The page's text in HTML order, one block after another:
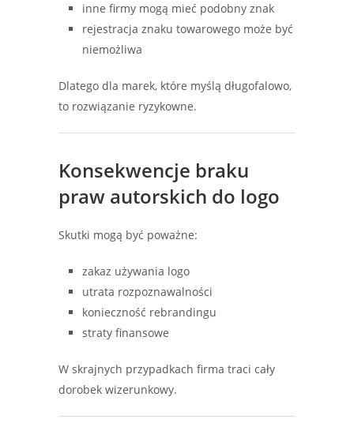
inne firmy mogą mieć podobny znak
rejestracja znaku towarowego może być
niemożliwa
Dlatego dla marek, które myślą długofalowo,
to rozwiązanie ryzykowne.
Konsekwencje braku
praw autorskich do logo
Skutki mogą być poważne:
zakaz używania logo
utrata rozpoznawalności
konieczność rebrandingu
straty finansowe
W skrajnych przypadkach firma traci cały
dorobek wizerunkowy.